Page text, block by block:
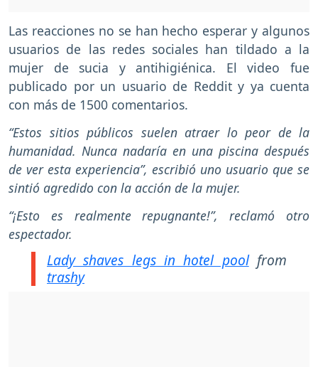
Las reacciones no se han hecho esperar y algunos
usuarios de las redes sociales han tildado a la
mujer de sucia y antihigiénica. El video fue
publicado por un usuario de Reddit y ya cuenta
con más de 1500 comentarios.
“Estos sitios públicos suelen atraer lo peor de la
humanidad. Nunca nadaría en una piscina después
de ver esta experiencia”, escribió uno usuario que se
sintió agredido con la acción de la mujer.
“¡Esto es realmente repugnante!”, reclamó otro
espectador.
Lady shaves legs in hotel poolfrom
trashy